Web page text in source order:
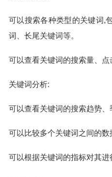
可以搜索各种类型的关键词,
词、长尾关键词等。
可以查看关键词的搜索量、点
关键词分析:
可以查看关键词的搜索趋势、
可以比较多个关键词之间的数
可以根据关键词的指标对其进